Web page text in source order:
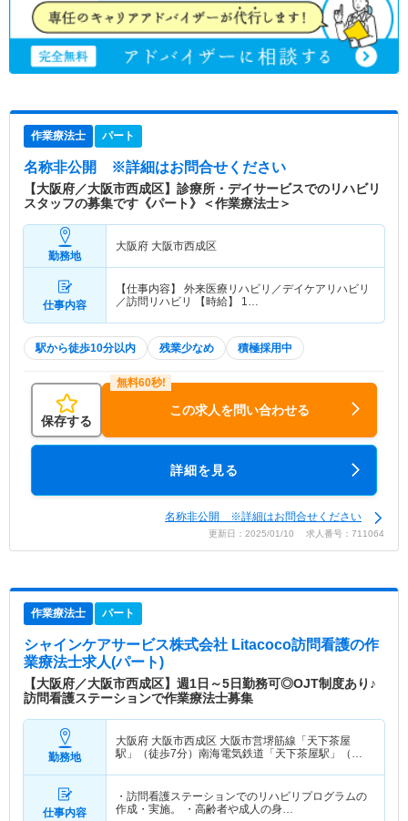
作業療法士 パート
名称非公開 ※詳細はお問合せください
【大阪府／大阪市西成区】診療所・デイサービスでのリハビリ
スタッフの募集です《パート》＜作業療法士＞
勤務地
大阪府 大阪市西成区
仕事内容
【仕事内容】 外来医療リハビリ／デイケアリハビリ
／訪問リハビリ 【時給】 1…
駅から徒歩10分以内 残業少なめ 積極採用中
保存する
この求人を問い合わせる
詳細を見る
名称非公開 ※詳細はお問合せください
更新日：2025/01/10 求人番号：711064
作業療法士 パート
シャインケアサービス株式会社 Litacoco訪問看護の作
業療法士求人(パート)
【大阪府／大阪市西成区】週1日～5日勤務可◎OJT制度あり♪
訪問看護ステーションで作業療法士募集
勤務地
大阪府 大阪市西成区 大阪市営堺筋線「天下茶屋
駅」（徒歩7分）南海電気鉄道「天下茶屋駅」（徒
仕事内容
・訪問看護ステーションでのリハビリプログラムの
作成・実施。 ・高齢者や成人の身…